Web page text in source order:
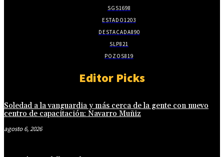
SGS1698
ESTADO1203
DESTACADA890
SLP821
POZOS819
Editor Picks
Soledad a la vanguardia y más cerca de la gente con nuevo
centro de capacitación: Navarro Muñiz
agosto 6, 2026